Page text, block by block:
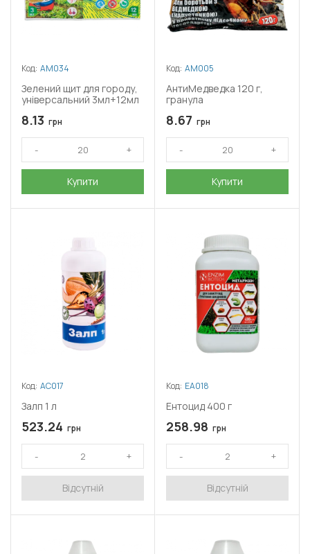
Код: АМ034
Зелений щит для городу,
універсальний 3мл+12мл
8.13 грн
Купити
Код: АМ005
АнтиМедведка 120 г,
гранула
8.67 грн
Купити
Код: АС017
Залп 1 л
523.24 грн
Відсутній
Код: ЕА018
Ентоцид 400 г
258.98 грн
Відсутній